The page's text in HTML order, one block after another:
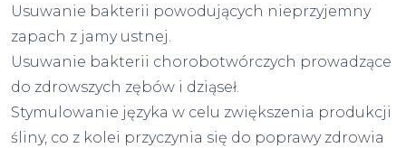
Usuwanie bakterii powodujących nieprzyjemny
zapach z jamy ustnej.
Usuwanie bakterii chorobotwórczych prowadzące
do zdrowszych zębów i dziąseł.
Stymulowanie języka w celu zwiększenia produkcji
śliny, co z kolei przyczynia się do poprawy zdrowia